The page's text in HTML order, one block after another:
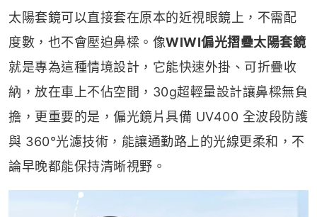
太陽套鏡可以直接套在原本的近視眼鏡上，不需配
度數，也不會壓迫鼻樑。像WIWI偏光摺疊太陽套鏡
就是專為這種情境設計，它能快速外掛、可折疊收
納，放在車上不佔空間，30g超輕量設計讓鼻樑無負
擔，更重要的是，偏光鏡片具備 UV400 全波段防護
與 360°光濾技術，能讓通勤路上的光線更柔和，不
論早晚都能保持清晰視野。